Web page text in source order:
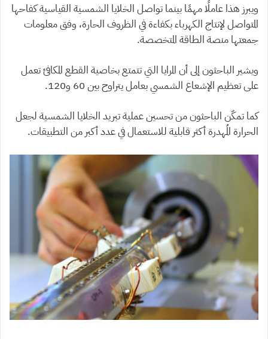
ويبرز هذا عاملًا مهمًا بينما تواصل الخلايا الشمسية القياسية كفاحها
المتواصل لإنتاج الكهرباء بكفاءة في الظروف الحارة، وفق معلومات
جمعتها منصة الطاقة المتخصصة.
ويشير الباحثون إلى أن المرايا التي تتمتع بخاصية القطع المكافئ تعمل
على تعظيم الإشعاع الشمسي بعامل يتراوح بين 60 و120.
كما تمكّن الباحثون من تحسين عملية تبريد الخلايا الشمسية لجعل
الحرارة المُهدرة أكثر قابلية للاستعمال في عدد أكبر من التطبيقات.